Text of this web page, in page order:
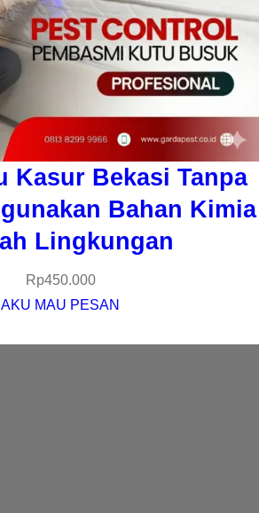
Kasur Bekasi Tanpa
Bahan Kimia
Lingkungan
Rp450.000
AKU MAU PESAN